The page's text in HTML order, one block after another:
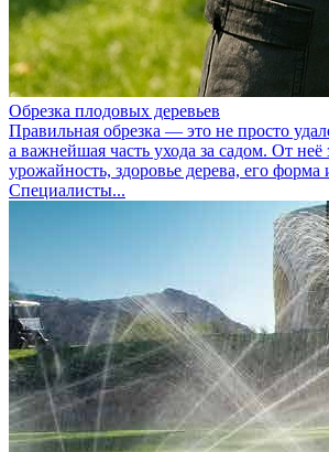
Обрезка плодовых деревьев
Правильная обрезка — это не просто
а важнейшая часть ухода за садом. От неё
урожайность, здоровье дерева, его форма
Специалисты...